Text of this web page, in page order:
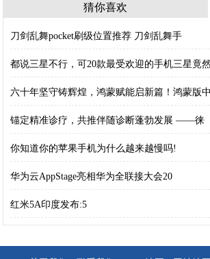
猜你喜欢
刀剑乱舞pocket刷级位置推荐 刀剑乱舞手
都说三星不行，可20款最受欢迎的手机三星竟然
六十年坚守铸辉煌，鸿蒙赋能启新篇！鸿蒙版
锚定精准诊疗，共推伴随诊断蓬勃发展 ——徕
你知道你的苹果手机为什么越来越慢吗!
华为云AppStage亮相华为全联接大会20
红米5A印度发布:5